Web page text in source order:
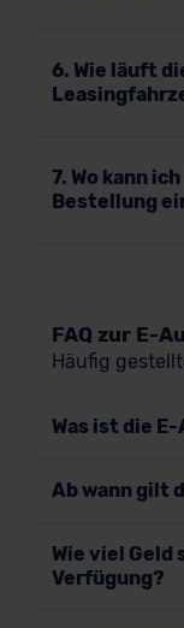
6. Wie läuft
7. Wo kann
Bestellung
FAQ zur E-
Häufig
Was ist die
Ab wann gilt
Wie viel
Verfügung?